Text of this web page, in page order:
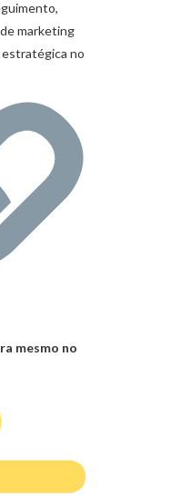
marketing
no
mesmo no